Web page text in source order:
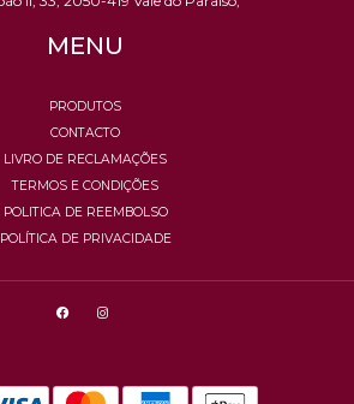
MENU
PRODUTOS
CONTACTO
LIVRO DE RECLAMAÇÕES
TERMOS E CONDIÇÕES
POLITICA DE REEMBOLSO
POLÍTICA DE PRIVACIDADE